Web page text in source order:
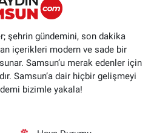
şehrin gündemini, son dakika
içerikleri modern ve sade bir
Samsun’u merak edenler için
Samsun’a dair hiçbir gelişmeyi
bizimle yakala!